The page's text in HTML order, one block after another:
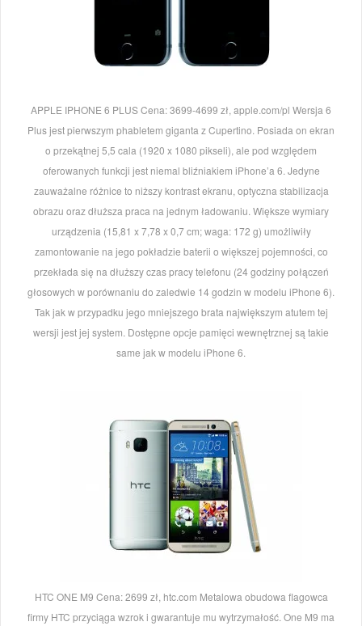
APPLE IPHONE 6 PLUS Cena: 3699-4699 zł, apple.com/pl Wersja 6
Plus jest pierwszym phabletem giganta z Cupertino. Posiada on ekran
o przekątnej 5,5 cala (1920 x 1080 pikseli), ale pod względem
oferowanych funkcji jest niemal bliźniakiem iPhone’a 6. Jedyne
zauważalne różnice to niższy kontrast ekranu, optyczna stabilizacja
obrazu oraz dłuższa praca na jednym ładowaniu. Większe wymiary
urządzenia (15,81 x 7,78 x 0,7 cm; waga: 172 g) umożliwiły
zamontowanie na jego pokładzie baterii o większej pojemności, co
przekłada się na dłuższy czas pracy telefonu (24 godziny połączeń
głosowych w porównaniu do zaledwie 14 godzin w modelu iPhone 6).
Tak jak w przypadku jego mniejszego brata największym atutem tej
wersji jest jej system. Dostępne opcje pamięci wewnętrznej są takie
same jak w modelu iPhone 6.
HTC ONE M9 Cena: 2699 zł, htc.com Metalowa obudowa flagowca
firmy HTC przyciąga wzrok i gwarantuje mu wytrzymałość. One M9 ma